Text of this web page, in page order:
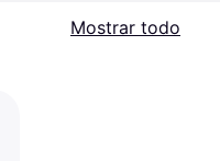
Mostrar todo